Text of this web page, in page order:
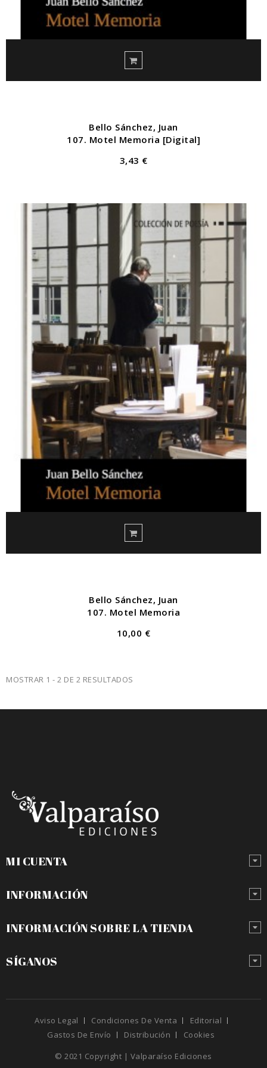
Bello Sánchez, Juan
107. Motel Memoria [Digital]
3,43 €
Bello Sánchez, Juan
107. Motel Memoria
10,00 €
MOSTRAR 1 - 2 DE 2 RESULTADOS
MI CUENTA
INFORMACIÓN
INFORMACIÓN SOBRE LA TIENDA
SÍGANOS
Aviso Legal Condiciones De Venta
Editorial
Gastos De Envío
Distribución
Cookies
© 2021 Copyright | Valparaíso Ediciones